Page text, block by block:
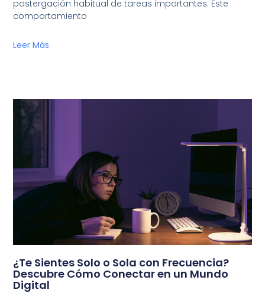
postergación habitual de tareas importantes. Este
comportamiento
Leer Más
¿Te Sientes Solo o Sola con Frecuencia?
Descubre Cómo Conectar en un Mundo
Digital